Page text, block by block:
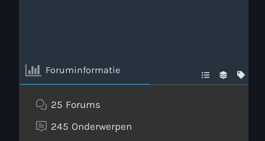
Foruminformatie
25 Forums
245 Onderwerpen